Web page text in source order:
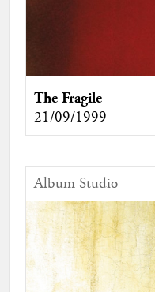
The Fragile
21/09/1999
Album Studio